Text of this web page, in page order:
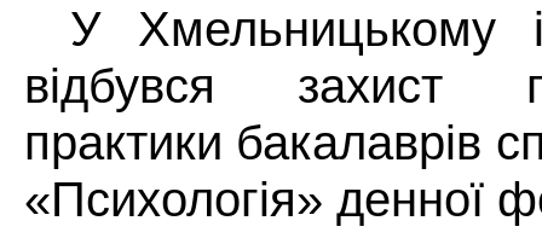
У Хмельницькому
відбувся захист
практики бакалаврів
«Психологія» денної